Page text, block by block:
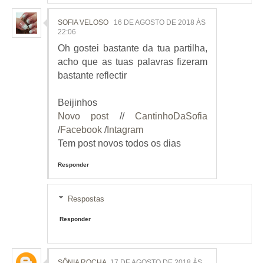
SOFIA VELOSO
16 DE AGOSTO DE 2018 ÀS
22:06
Oh gostei bastante da tua partilha,
acho que as tuas palavras fizeram
bastante reflectir
Beijinhos
Novo post//CantinhoDaSofia
/Facebook /Intagram
Tem post novos todos os dias
Responder
Respostas
Responder